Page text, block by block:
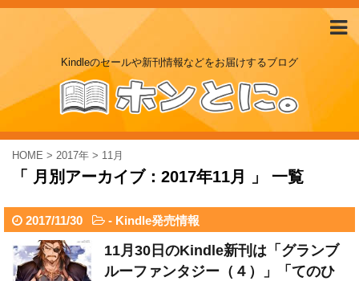
Kindleのセールや新刊情報などをお届けするブログ
HOME > 2017年 > 11月
「 月別アーカイブ：2017年11月 」 一覧
2017/11/30 - Kindle発売情報
11月30日のKindle新刊は「グランブ
ルーファンタジー（４）」「てのひ